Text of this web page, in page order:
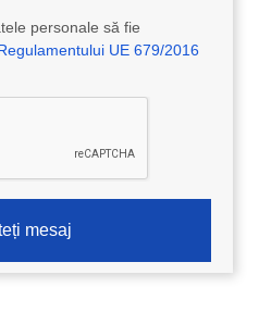
personale să fie
UE 679/2016
mesaj